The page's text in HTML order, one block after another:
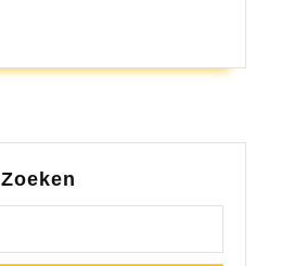
Bureau
Zoeken